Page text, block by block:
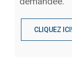
CLIQUEZ ICI!